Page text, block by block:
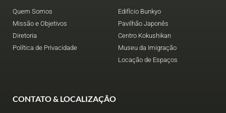
Quem Somos
Missão e Objetivos
Diretoria
Política de Privacidade
Edifício Bunkyo
Pavilhão Japonês
Centro Kokushikan
Museu da Imigração
Locação de Espaços
CONTATO & LOCALIZAÇÃO